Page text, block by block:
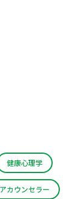
健康心理学
カウンセラー